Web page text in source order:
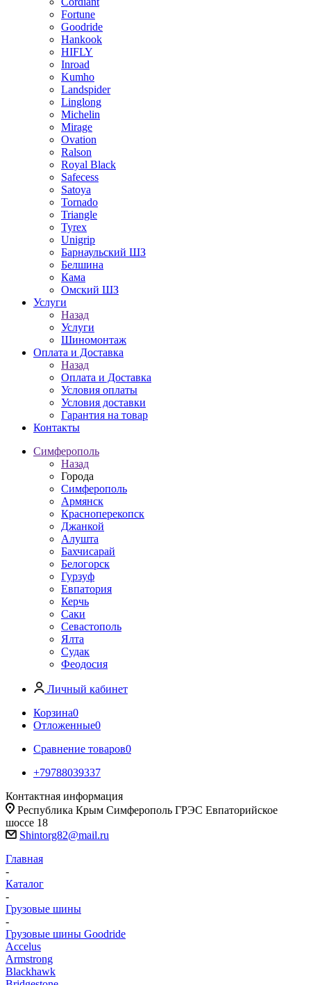
Fortune
Goodride
Hankook
HIFLY
Inroad
Kumho
Landspider
Linglong
Michelin
Mirage
Ovation
Ralson
Royal Black
Safecess
Satoya
Tornado
Triangle
Tyrex
Unigrip
Барнаульский ШЗ
Белшина
Кама
Омский ШЗ
Услуги
Назад
Услуги
Шиномонтаж
Оплата и Доставка
Назад
Оплата и Доставка
Условия оплаты
Условия доставки
Гарантия на товар
Контакты
Симферополь
Назад
Города
Симферополь
Армянск
Красноперекопск
Джанкой
Алушта
Бахчисарай
Белогорск
Гурзуф
Евпатория
Керчь
Саки
Севастополь
Ялта
Судак
Феодосия
Личный кабинет
Корзина0
Отложенные0
Сравнение товаров0
+79788039337
Контактная информация
Республика Крым Симферополь ГРЭС Евпаторийское
шоссе 18
Shintorg82@mail.ru
Главная
-
Каталог
-
Грузовые шины
-
Грузовые шины Goodride
Accelus
Armstrong
Blackhawk